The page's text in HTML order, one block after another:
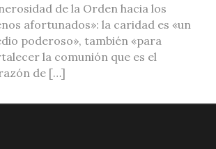
de la Orden hacia los
afortunados»: la caridad es «un
poderoso», también «para
la comunión que es el
de […]